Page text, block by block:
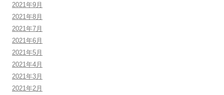
2021年9月
2021年8月
2021年7月
2021年6月
2021年5月
2021年4月
2021年3月
2021年2月